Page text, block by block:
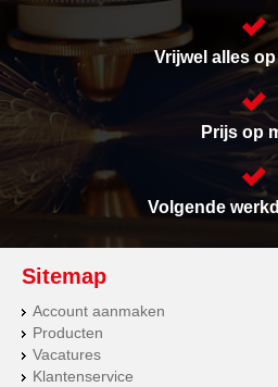
Vrijwel alles
Prijs op
Volgende
Sitemap
Account aanmaken
Producten
Vacatures
Klantenservice